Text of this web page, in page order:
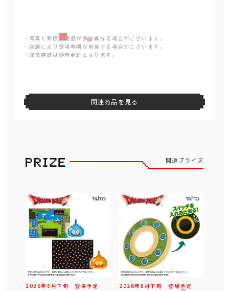
・写真と実際の商品が多少異なる場合がございます。
・店舗により登場時期が前後する場合がございます。
・取扱店舗は随時更新となります。
関連商品を見る
関連プライズ
2026年8 月下旬 登場予定 2026年8 月下旬 登場予定